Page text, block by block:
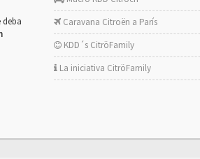
deba
Caravana Citroën a París
KDD´s CitröFamily
La iniciativa CitröFamily